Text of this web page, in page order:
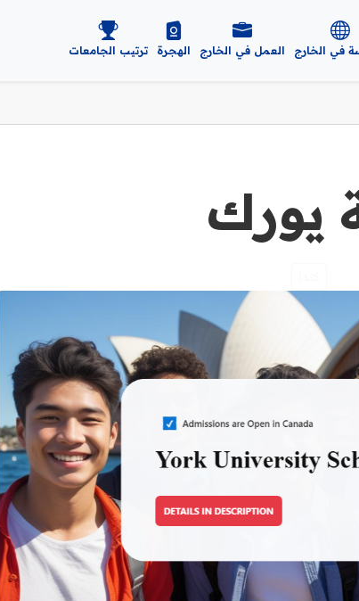
في الخارج العمل في الخارج الهجرة ترتيب الجامعات
يورك